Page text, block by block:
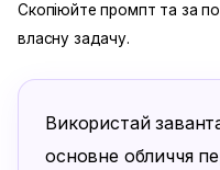
Скопіюйте промпт та за
власну задачу.
Використай
основне обличчя